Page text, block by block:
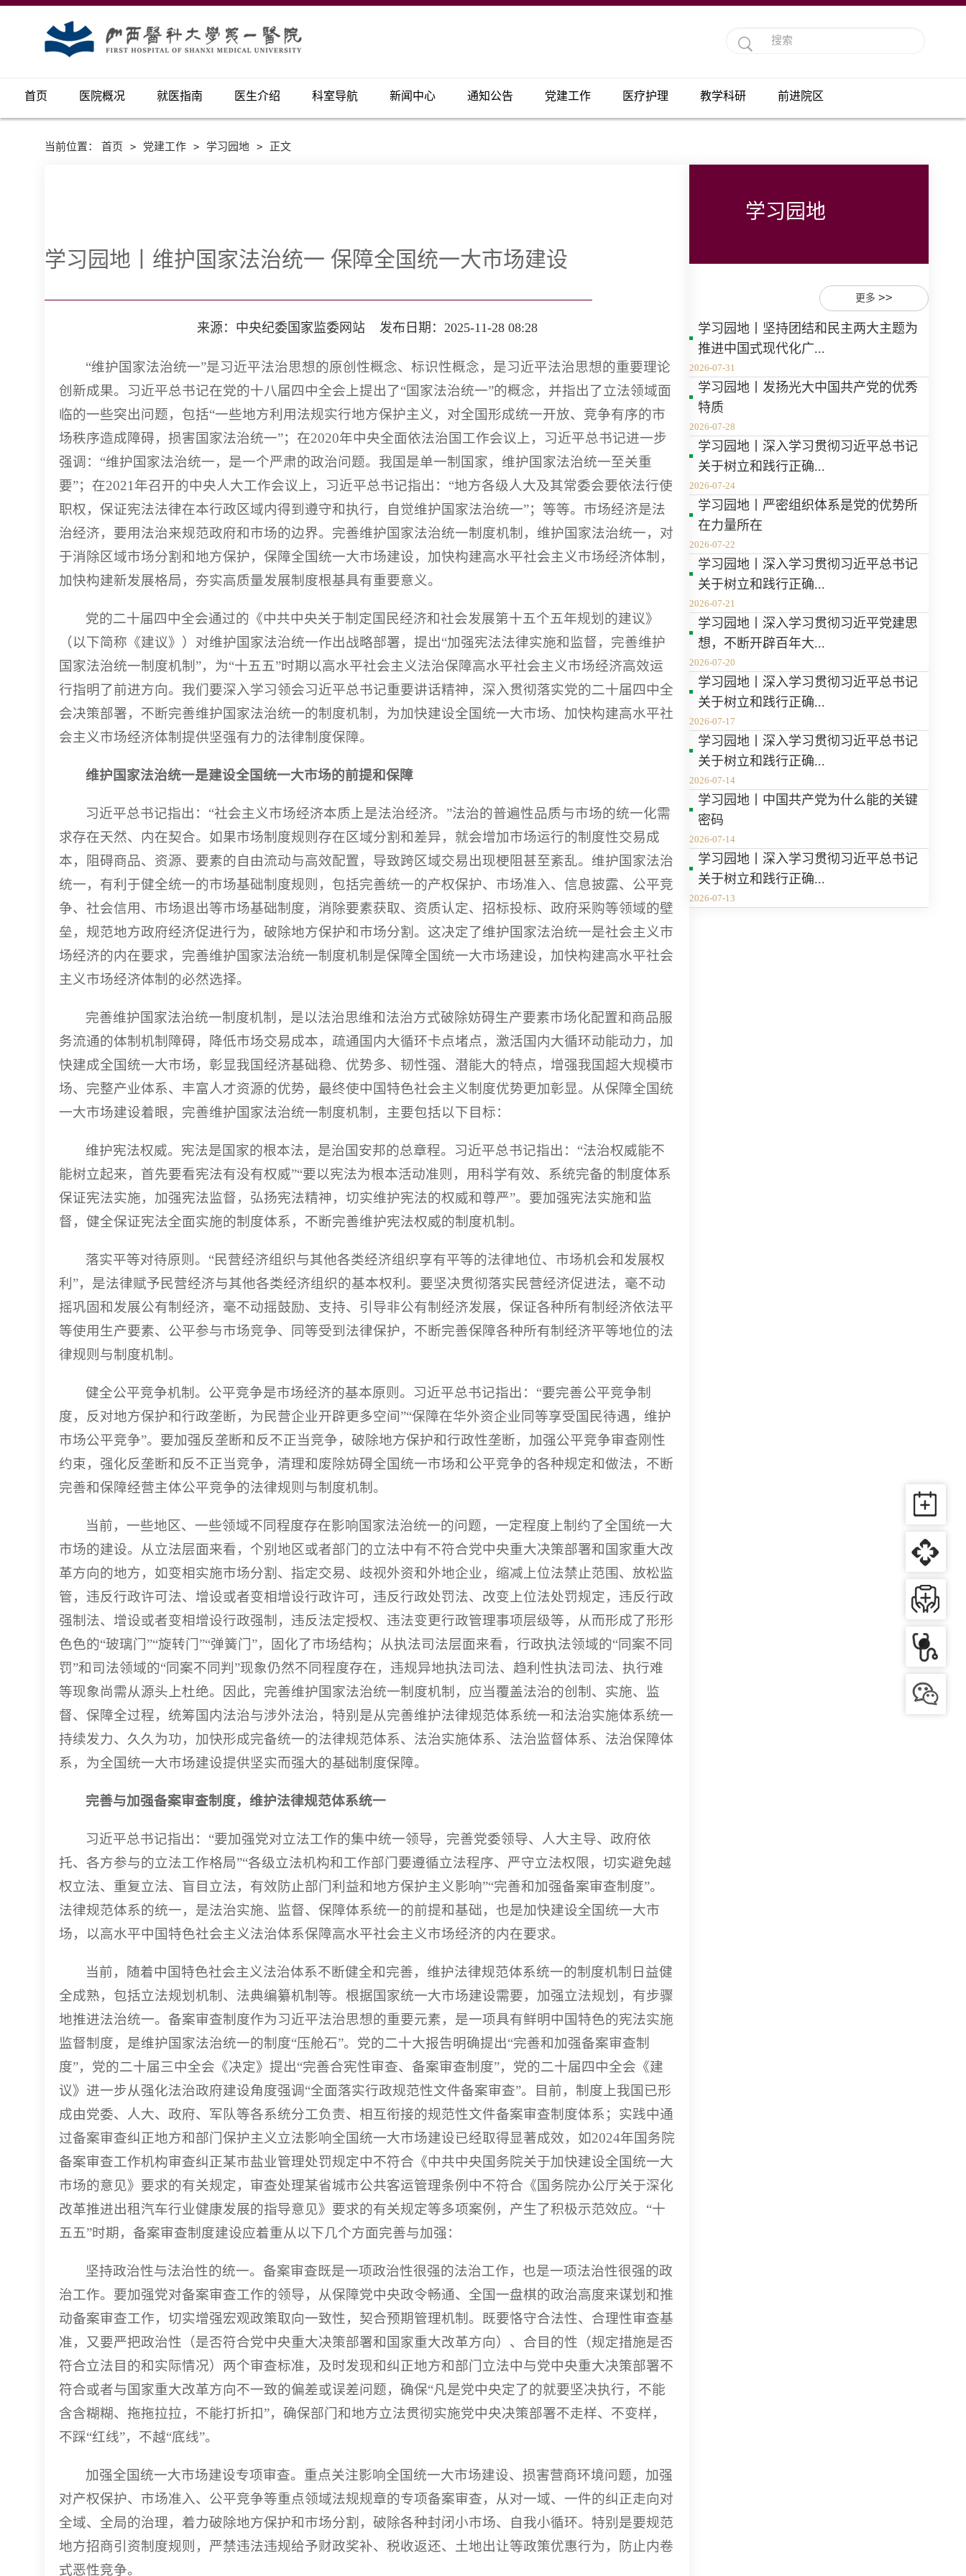
首页 医院概况 就医指南 医生介绍 科室导航 新闻中心 通知公告 党建工作 医疗护理 教学科研 前进院区
当前位置： 首页 > 党建工作 > 学习园地 > 正文
学习园地丨维护国家法治统一 保障全国统一大市场建设
来源：中央纪委国家监委网站 发布日期：2025-11-28 08:28
“维护国家法治统一”是习近平法治思想的原创性概念、标识性概念，是习近平法治思想的重要理论
创新成果。习近平总书记在党的十八届四中全会上提出了“国家法治统一”的概念，并指出了立法领域面
临的一些突出问题，包括“一些地方利用法规实行地方保护主义，对全国形成统一开放、竞争有序的市
场秩序造成障碍，损害国家法治统一”；在2020年中央全面依法治国工作会议上，习近平总书记进一步
强调：“维护国家法治统一，是一个严肃的政治问题。我国是单一制国家，维护国家法治统一至关重
要”；在2021年召开的中央人大工作会议上，习近平总书记指出：“地方各级人大及其常委会要依法行使
职权，保证宪法法律在本行政区域内得到遵守和执行，自觉维护国家法治统一”；等等。市场经济是法
治经济，要用法治来规范政府和市场的边界。完善维护国家法治统一制度机制，维护国家法治统一，对
于消除区域市场分割和地方保护，保障全国统一大市场建设，加快构建高水平社会主义市场经济体制，
加快构建新发展格局，夯实高质量发展制度根基具有重要意义。
党的二十届四中全会通过的《中共中央关于制定国民经济和社会发展第十五个五年规划的建议》
（以下简称《建议》）对维护国家法治统一作出战略部署，提出“加强宪法法律实施和监督，完善维护
国家法治统一制度机制”，为“十五五”时期以高水平社会主义法治保障高水平社会主义市场经济高效运
行指明了前进方向。我们要深入学习领会习近平总书记重要讲话精神，深入贯彻落实党的二十届四中全
会决策部署，不断完善维护国家法治统一的制度机制，为加快建设全国统一大市场、加快构建高水平社
会主义市场经济体制提供坚强有力的法律制度保障。
维护国家法治统一是建设全国统一大市场的前提和保障
习近平总书记指出：“社会主义市场经济本质上是法治经济。”法治的普遍性品质与市场的统一化需
求存在天然、内在契合。如果市场制度规则存在区域分割和差异，就会增加市场运行的制度性交易成
本，阻碍商品、资源、要素的自由流动与高效配置，导致跨区域交易出现梗阻甚至紊乱。维护国家法治
统一，有利于健全统一的市场基础制度规则，包括完善统一的产权保护、市场准入、信息披露、公平竞
争、社会信用、市场退出等市场基础制度，消除要素获取、资质认定、招标投标、政府采购等领域的壁
垒，规范地方政府经济促进行为，破除地方保护和市场分割。这决定了维护国家法治统一是社会主义市
场经济的内在要求，完善维护国家法治统一制度机制是保障全国统一大市场建设，加快构建高水平社会
主义市场经济体制的必然选择。
完善维护国家法治统一制度机制，是以法治思维和法治方式破除妨碍生产要素市场化配置和商品服
务流通的体制机制障碍，降低市场交易成本，疏通国内大循环卡点堵点，激活国内大循环动能动力，加
快建成全国统一大市场，彰显我国经济基础稳、优势多、韧性强、潜能大的特点，增强我国超大规模市
场、完整产业体系、丰富人才资源的优势，最终使中国特色社会主义制度优势更加彰显。从保障全国统
一大市场建设着眼，完善维护国家法治统一制度机制，主要包括以下目标：
维护宪法权威。宪法是国家的根本法，是治国安邦的总章程。习近平总书记指出：“法治权威能不
能树立起来，首先要看宪法有没有权威”“要以宪法为根本活动准则，用科学有效、系统完备的制度体系
保证宪法实施，加强宪法监督，弘扬宪法精神，切实维护宪法的权威和尊严”。要加强宪法实施和监
督，健全保证宪法全面实施的制度体系，不断完善维护宪法权威的制度机制。
落实平等对待原则。“民营经济组织与其他各类经济组织享有平等的法律地位、市场机会和发展权
利”，是法律赋予民营经济与其他各类经济组织的基本权利。要坚决贯彻落实民营经济促进法，毫不动
摇巩固和发展公有制经济，毫不动摇鼓励、支持、引导非公有制经济发展，保证各种所有制经济依法平
等使用生产要素、公平参与市场竞争、同等受到法律保护，不断完善保障各种所有制经济平等地位的法
律规则与制度机制。
健全公平竞争机制。公平竞争是市场经济的基本原则。习近平总书记指出：“要完善公平竞争制
度，反对地方保护和行政垄断，为民营企业开辟更多空间”“保障在华外资企业同等享受国民待遇，维护
市场公平竞争”。要加强反垄断和反不正当竞争，破除地方保护和行政性垄断，加强公平竞争审查刚性
约束，强化反垄断和反不正当竞争，清理和废除妨碍全国统一市场和公平竞争的各种规定和做法，不断
完善和保障经营主体公平竞争的法律规则与制度机制。
当前，一些地区、一些领域不同程度存在影响国家法治统一的问题，一定程度上制约了全国统一大
市场的建设。从立法层面来看，个别地区或者部门的立法中有不符合党中央重大决策部署和国家重大改
革方向的地方，如变相实施市场分割、指定交易、歧视外资和外地企业，缩减上位法禁止范围、放松监
管，违反行政许可法、增设或者变相增设行政许可，违反行政处罚法、改变上位法处罚规定，违反行政
强制法、增设或者变相增设行政强制，违反法定授权、违法变更行政管理事项层级等，从而形成了形形
色色的“玻璃门”“旋转门”“弹簧门”，固化了市场结构；从执法司法层面来看，行政执法领域的“同案不同
罚”和司法领域的“同案不同判”现象仍然不同程度存在，违规异地执法司法、趋利性执法司法、执行难
等现象尚需从源头上杜绝。因此，完善维护国家法治统一制度机制，应当覆盖法治的创制、实施、监
督、保障全过程，统筹国内法治与涉外法治，特别是从完善维护法律规范体系统一和法治实施体系统一
持续发力、久久为功，加快形成完备统一的法律规范体系、法治实施体系、法治监督体系、法治保障体
系，为全国统一大市场建设提供坚实而强大的基础制度保障。
完善与加强备案审查制度，维护法律规范体系统一
习近平总书记指出：“要加强党对立法工作的集中统一领导，完善党委领导、人大主导、政府依
托、各方参与的立法工作格局”“各级立法机构和工作部门要遵循立法程序、严守立法权限，切实避免越
权立法、重复立法、盲目立法，有效防止部门利益和地方保护主义影响”“完善和加强备案审查制度”。
法律规范体系的统一，是法治实施、监督、保障体系统一的前提和基础，也是加快建设全国统一大市
场，以高水平中国特色社会主义法治体系保障高水平社会主义市场经济的内在要求。
当前，随着中国特色社会主义法治体系不断健全和完善，维护法律规范体系统一的制度机制日益健
全成熟，包括立法规划机制、法典编纂机制等。根据国家统一大市场建设需要，加强立法规划，有步骤
地推进法治统一。备案审查制度作为习近平法治思想的重要元素，是一项具有鲜明中国特色的宪法实施
监督制度，是维护国家法治统一的制度“压舱石”。党的二十大报告明确提出“完善和加强备案审查制
度”，党的二十届三中全会《决定》提出“完善合宪性审查、备案审查制度”，党的二十届四中全会《建
议》进一步从强化法治政府建设角度强调“全面落实行政规范性文件备案审查”。目前，制度上我国已形
成由党委、人大、政府、军队等各系统分工负责、相互衔接的规范性文件备案审查制度体系；实践中通
过备案审查纠正地方和部门保护主义立法影响全国统一大市场建设已经取得显著成效，如2024年国务院
备案审查工作机构审查纠正某市盐业管理处罚规定中不符合《中共中央国务院关于加快建设全国统一大
市场的意见》要求的有关规定，审查处理某省城市公共客运管理条例中不符合《国务院办公厅关于深化
改革推进出租汽车行业健康发展的指导意见》要求的有关规定等多项案例，产生了积极示范效应。“十
五五”时期，备案审查制度建设应着重从以下几个方面完善与加强：
坚持政治性与法治性的统一。备案审查既是一项政治性很强的法治工作，也是一项法治性很强的政
治工作。要加强党对备案审查工作的领导，从保障党中央政令畅通、全国一盘棋的政治高度来谋划和推
动备案审查工作，切实增强宏观政策取向一致性，契合预期管理机制。既要恪守合法性、合理性审查基
准，又要严把政治性（是否符合党中央重大决策部署和国家重大改革方向）、合目的性（规定措施是否
符合立法目的和实际情况）两个审查标准，及时发现和纠正地方和部门立法中与党中央重大决策部署不
符合或者与国家重大改革方向不一致的偏差或误差问题，确保“凡是党中央定了的就要坚决执行，不能
含含糊糊、拖拖拉拉，不能打折扣”，确保部门和地方立法贯彻实施党中央决策部署不走样、不变样，
不踩“红线”，不越“底线”。
加强全国统一大市场建设专项审查。重点关注影响全国统一大市场建设、损害营商环境问题，加强
对产权保护、市场准入、公平竞争等重点领域法规规章的专项备案审查，从对一域、一件的纠正走向对
全域、全局的治理，着力破除地方保护和市场分割，破除各种封闭小市场、自我小循环。特别是要规范
地方招商引资制度规则，严禁违法违规给予财政奖补、税收返还、土地出让等政策优惠行为，防止内卷
式恶性竞争。
学习园地
更多 >>
学习园地丨坚持团结和民主两大主题为
推进中国式现代化广...
2026-07-31
学习园地丨发扬光大中国共产党的优秀
特质
2026-07-28
学习园地丨深入学习贯彻习近平总书记
关于树立和践行正确...
2026-07-24
学习园地丨严密组织体系是党的优势所
在力量所在
2026-07-22
学习园地丨深入学习贯彻习近平总书记
关于树立和践行正确...
2026-07-21
学习园地丨深入学习贯彻习近平党建思
想，不断开辟百年大...
2026-07-20
学习园地丨深入学习贯彻习近平总书记
关于树立和践行正确...
2026-07-17
学习园地丨深入学习贯彻习近平总书记
关于树立和践行正确...
2026-07-14
学习园地丨中国共产党为什么能的关键
密码
2026-07-14
学习园地丨深入学习贯彻习近平总书记
关于树立和践行正确...
2026-07-13